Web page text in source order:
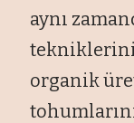
aynı
organik